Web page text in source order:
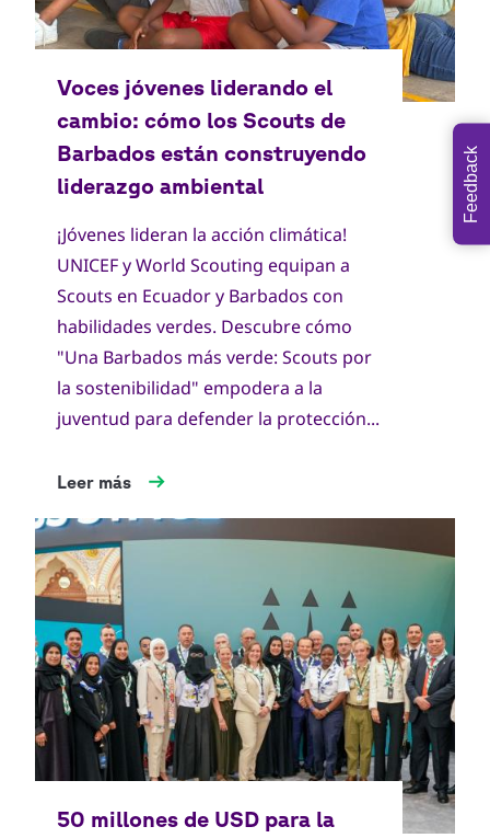
¡Jóvenes lideran la acción climática!
UNICEF y World Scouting equipan a
Scouts en Ecuador y Barbados con
habilidades verdes. Descubre cómo
"Una Barbados más verde: Scouts por
la sostenibilidad" empodera a la
juventud para defender la protección...
Leer más
Feedback